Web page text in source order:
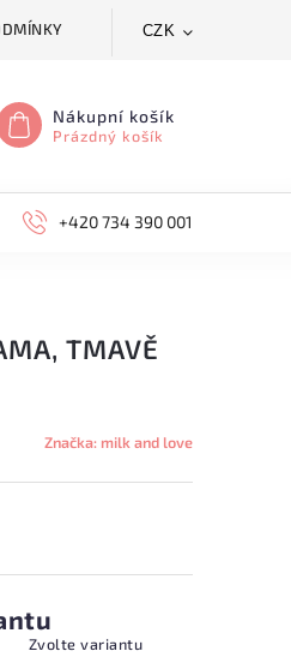
CZK
Nákupní košík
Prázdný košík
+420 734 390 001
TMAVĚ
Značka: milk and love
Zvolte variantu